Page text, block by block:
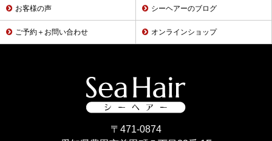
お客様の声 シーヘアーのブログ
ご予約＋お問い合わせ オンラインショップ
〒471-0874